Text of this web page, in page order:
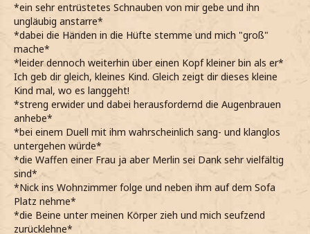
*ein sehr entrüstetes Schnauben von mir gebe und ihn
ungläubig anstarre*
*dabei die Händen in die Hüfte stemme und mich "groß"
mache*
*leider dennoch weiterhin über einen Kopf kleiner bin als er*
Ich geb dir gleich, kleines Kind. Gleich zeigt dir dieses kleine
Kind mal, wo es langgeht!
*streng erwider und dabei herausfordernd die Augenbrauen
anhebe*
*bei einem Duell mit ihm wahrscheinlich sang- und klanglos
untergehen würde*
*die Waffen einer Frau ja aber Merlin sei Dank sehr vielfältig
sind*
*Nick ins Wohnzimmer folge und neben ihm auf dem Sofa
Platz nehme*
*die Beine unter meinen Körper zieh und mich seufzend
zurücklehne*